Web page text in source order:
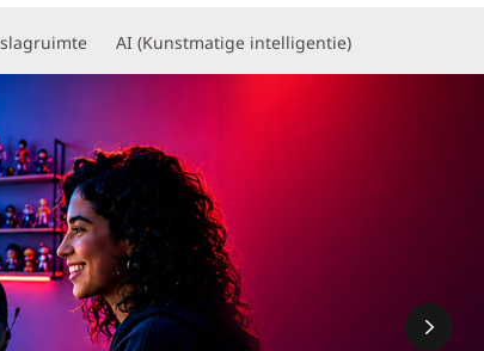
AI (Kunstmatige intelligentie)